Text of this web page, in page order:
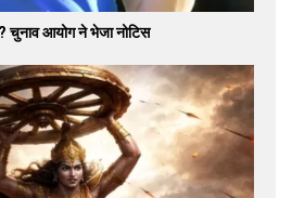
चुनाव आयोग ने भेजा नोटिस